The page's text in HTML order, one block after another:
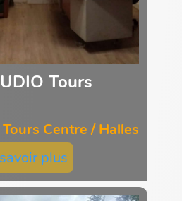
Tours
Tours Centre / Halles
plus